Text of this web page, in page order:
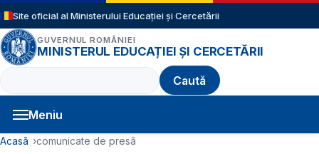
Sari la conținutul principal
Site oficial al Ministerului Educației și Cercetării
GUVERNUL ROMÂNIEI
MINISTERUL EDUCAȚIEI ȘI CERCETĂRII
Caută
Meniu
Navigație principală
Cale de navigare
Acasă comunicate de presă